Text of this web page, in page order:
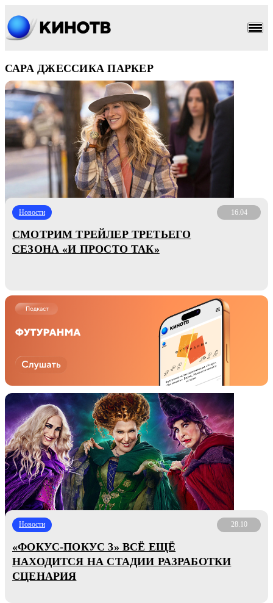
САРА ДЖЕССИКА ПАРКЕР
Новости 16.04
СМОТРИМ ТРЕЙЛЕР ТРЕТЬЕГО
СЕЗОНА «И ПРОСТО ТАК»
Новости 28.10
«ФОКУС-ПОКУС 3» ВСЁ ЕЩЁ
НАХОДИТСЯ НА СТАДИИ РАЗРАБОТКИ
СЦЕНАРИЯ